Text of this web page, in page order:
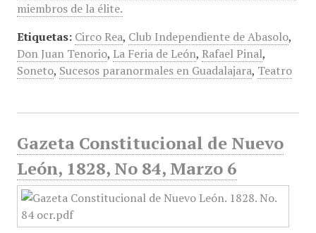
miembros de la élite.
Etiquetas: Circo Rea, Club Independiente de Abasolo,
Don Juan Tenorio, La Feria de León, Rafael Pinal,
Soneto, Sucesos paranormales en Guadalajara, Teatro
Gazeta Constitucional de Nuevo
León, 1828, No 84, Marzo 6